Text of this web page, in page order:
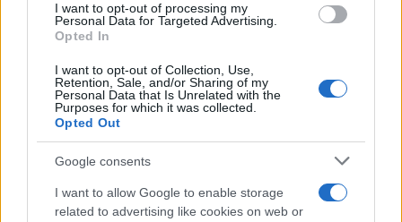
I want to opt-out of processing my
Personal Data for Targeted Advertising.
Opted In
I want to opt-out of Collection, Use,
Retention, Sale, and/or Sharing of my
Personal Data that Is Unrelated with the
Purposes for which it was collected.
Opted Out
Google consents
I want to allow Google to enable storage
related to advertising like cookies on web or
B2B NEWS